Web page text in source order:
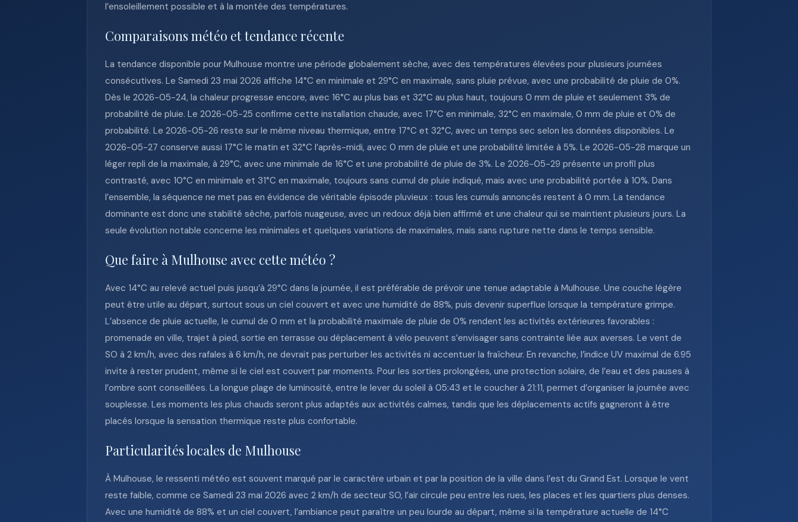
l’ensoleillement possible et à la montée des températures.
Comparaisons météo et tendance récente
La tendance disponible pour Mulhouse montre une période globalement sèche, avec des températures élevées pour plusieurs journées
consécutives. Le Samedi 23 mai 2026 affiche 14°C en minimale et 29°C en maximale, sans pluie prévue, avec une probabilité de pluie de 0%.
Dès le 2026-05-24, la chaleur progresse encore, avec 16°C au plus bas et 32°C au plus haut, toujours 0 mm de pluie et seulement 3% de
probabilité de pluie. Le 2026-05-25 confirme cette installation chaude, avec 17°C en minimale, 32°C en maximale, 0 mm de pluie et 0% de
probabilité. Le 2026-05-26 reste sur le même niveau thermique, entre 17°C et 32°C, avec un temps sec selon les données disponibles. Le
2026-05-27 conserve aussi 17°C le matin et 32°C l’après-midi, avec 0 mm de pluie et une probabilité limitée à 5%. Le 2026-05-28 marque un
léger repli de la maximale, à 29°C, avec une minimale de 16°C et une probabilité de pluie de 3%. Le 2026-05-29 présente un profil plus
contrasté, avec 10°C en minimale et 31°C en maximale, toujours sans cumul de pluie indiqué, mais avec une probabilité portée à 10%. Dans
l’ensemble, la séquence ne met pas en évidence de véritable épisode pluvieux : tous les cumuls annoncés restent à 0 mm. La tendance
dominante est donc une stabilité sèche, parfois nuageuse, avec un redoux déjà bien affirmé et une chaleur qui se maintient plusieurs jours. La
seule évolution notable concerne les minimales et quelques variations de maximales, mais sans rupture nette dans le temps sensible.
Que faire à Mulhouse avec cette météo ?
Avec 14°C au relevé actuel puis jusqu’à 29°C dans la journée, il est préférable de prévoir une tenue adaptable à Mulhouse. Une couche légère
peut être utile au départ, surtout sous un ciel couvert et avec une humidité de 88%, puis devenir superflue lorsque la température grimpe.
L’absence de pluie actuelle, le cumul de 0 mm et la probabilité maximale de pluie de 0% rendent les activités extérieures favorables :
promenade en ville, trajet à pied, sortie en terrasse ou déplacement à vélo peuvent s’envisager sans contrainte liée aux averses. Le vent de
SO à 2 km/h, avec des rafales à 6 km/h, ne devrait pas perturber les activités ni accentuer la fraîcheur. En revanche, l’indice UV maximal de 6.95
invite à rester prudent, même si le ciel est couvert par moments. Pour les sorties prolongées, une protection solaire, de l’eau et des pauses à
l’ombre sont conseillées. La longue plage de luminosité, entre le lever du soleil à 05:43 et le coucher à 21:11, permet d’organiser la journée avec
souplesse. Les moments les plus chauds seront plus adaptés aux activités calmes, tandis que les déplacements actifs gagneront à être
placés lorsque la sensation thermique reste plus confortable.
Particularités locales de Mulhouse
À Mulhouse, le ressenti météo est souvent marqué par le caractère urbain et par la position de la ville dans l’est du Grand Est. Lorsque le vent
reste faible, comme ce Samedi 23 mai 2026 avec 2 km/h de secteur SO, l’air circule peu entre les rues, les places et les quartiers plus denses.
Avec une humidité de 88% et un ciel couvert, l’ambiance peut paraître un peu lourde au départ, même si la température actuelle de 14°C